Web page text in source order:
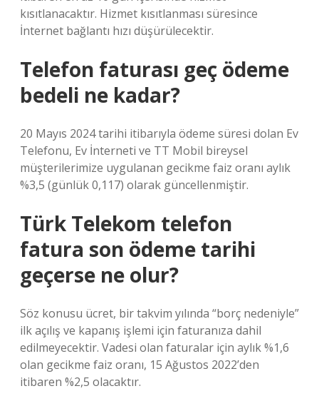
kısıtlanacaktır. Hizmet kısıtlanması süresince
İnternet bağlantı hızı düşürülecektir.
Telefon faturası geç ödeme
bedeli ne kadar?
20 Mayıs 2024 tarihi itibarıyla ödeme süresi dolan Ev
Telefonu, Ev İnterneti ve TT Mobil bireysel
müşterilerimize uygulanan gecikme faiz oranı aylık
%3,5 (günlük 0,117) olarak güncellenmiştir.
Türk Telekom telefon
fatura son ödeme tarihi
geçerse ne olur?
Söz konusu ücret, bir takvim yılında “borç nedeniyle”
ilk açılış ve kapanış işlemi için faturanıza dahil
edilmeyecektir. Vadesi olan faturalar için aylık %1,6
olan gecikme faiz oranı, 15 Ağustos 2022’den
itibaren %2,5 olacaktır.